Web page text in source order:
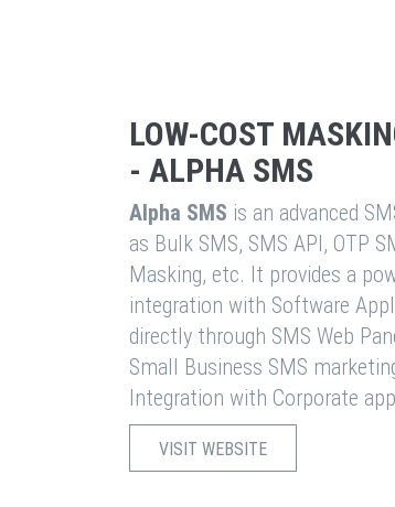
LOW-COST
- ALPHA SMS
Alpha SMS is an advanced
as Bulk SMS, SMS API, OTP
Masking, etc. It provides a
integration with Software
directly through SMS Web
Small Business SMS
Integration with Corporate
VISIT WEBSITE